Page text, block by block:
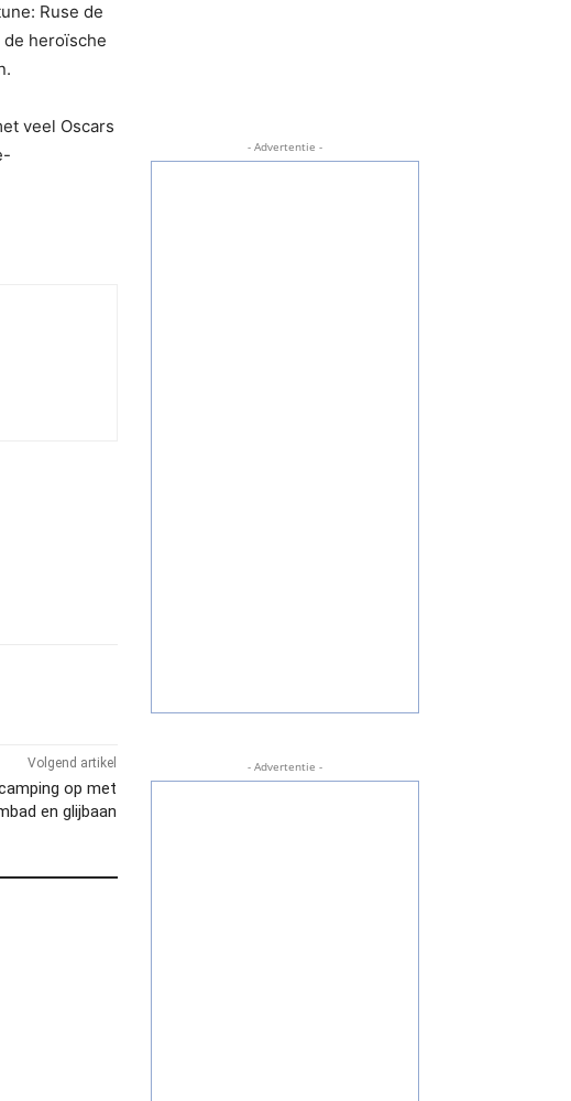
Ruse de
heroïsche
veel Oscars
Volgend artikel
op met
en glijbaan
- Advertentie -
- Advertentie -